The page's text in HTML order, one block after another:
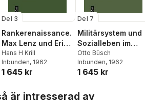
Del 3
Rankerenaissance.
Max Lenz und Erich
Marcks
Hans H Krill
Inbunden, 1962
1 645 kr
Del 7
Militärsystem und
Sozialleben im
Alten Preußen
1713-1807
Otto Büsch
Inbunden, 1962
1 645 kr
är intresserad av